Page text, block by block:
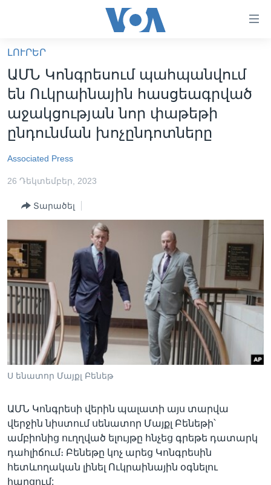
հիմնական
բովանդակությանը
անցնել
հիմնական
բովանդակությանը
հիմնական
ԼՈՒՐԵՐ
ՍՓՅՈՒՌՔ
ՏԵՍԱՆՅՈՒԹԵՐ
ԿԱՊ ՄԵԶ ՀԵՏ
ՀԵՏԵՒԵՔ ՄԵԶ
Լեզուներ
ԼՈՒՐԵՐ
ԱՄՆ Կոնգրեսում պահպանվում
են Ուկրաինային հասցեագրված
աջակցության նոր փաթեթի
ընդունման խոչընդոտները
Associated Press
26 Դեկտեմբեր, 2023
Տարածել
Ս ենատոր Մայքլ Բենեթ
ԱՄՆ Կոնգրեսի վերին պալատի այս տարվա
վերջին նիստում սենատոր Մայքլ Բենեթի՝
ամբիոնից ուղղված ելույթը հնչեց գրեթե դատարկ
դահլիճում։ Բենեթը կոչ արեց Կոնգրեսին
հետևողական լինել Ուկրաինային օգնելու
հարցում: